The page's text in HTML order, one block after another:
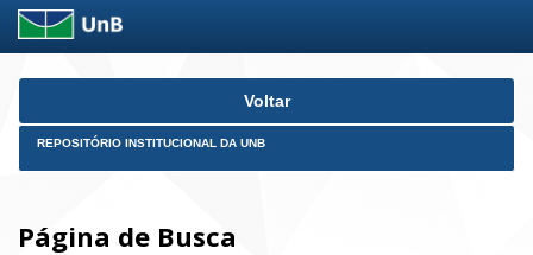
Skip
Voltar
REPOSITÓRIO INSTITUCIONAL DA UNB
Página de Busca